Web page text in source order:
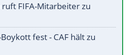
FIFA-Mitarbeiter zu
Boykott fest - CAF hält zu